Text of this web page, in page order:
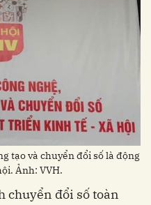
tạo và chuyển đổi số là động
Ảnh: VVH.
chuyển đổi số toàn